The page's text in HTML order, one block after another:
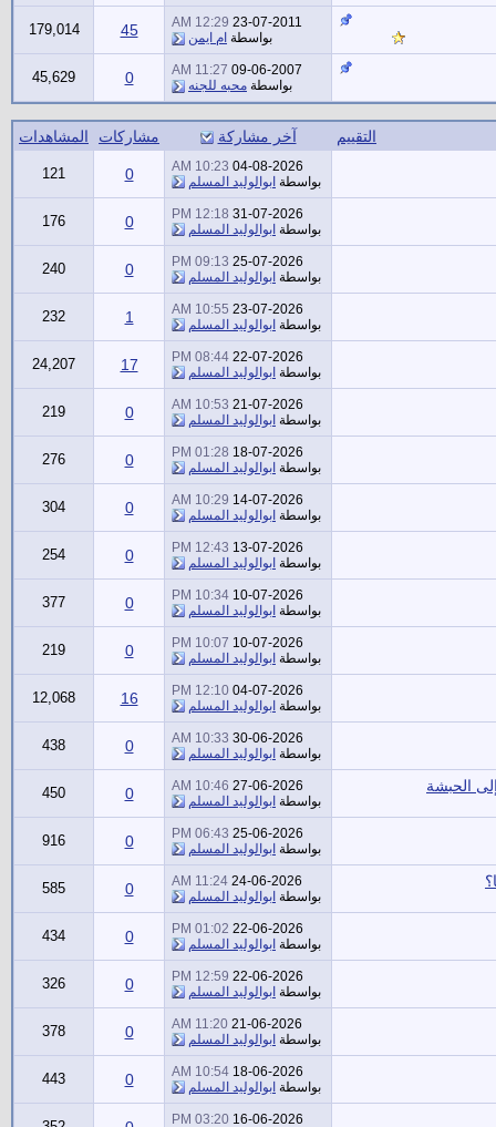
23-07-2011
12:29 AM
بواسطة ام ايمن 45
179,014
09-06-2007
11:27 AM
بواسطة محبه للجنه 0
45,629
التقييم آخر مشاركة مشاركات المشاهدات
04-08-2026
10:23 AM
بواسطة ابوالوليد المسلم 0
121
31-07-2026
12:18 PM
بواسطة ابوالوليد المسلم 0
176
25-07-2026
09:13 PM
بواسطة ابوالوليد المسلم 0
240
23-07-2026
10:55 AM
بواسطة ابوالوليد المسلم 1
232
22-07-2026
08:44 PM
بواسطة ابوالوليد المسلم 17
24,207
21-07-2026
10:53 AM
بواسطة ابوالوليد المسلم 0
219
18-07-2026
01:28 PM
بواسطة ابوالوليد المسلم 0
276
14-07-2026
10:29 AM
بواسطة ابوالوليد المسلم 0
304
13-07-2026
12:43 PM
بواسطة ابوالوليد المسلم 0
254
10-07-2026
10:34 PM
بواسطة ابوالوليد المسلم 0
377
10-07-2026
10:07 PM
بواسطة ابوالوليد المسلم 0
219
04-07-2026
12:10 PM
بواسطة ابوالوليد المسلم 16
12,068
30-06-2026
10:33 AM
بواسطة ابوالوليد المسلم 0
438
الحبشة 27-06-2026
10:46 AM
بواسطة ابوالوليد المسلم 0
450
25-06-2026
06:43 PM
بواسطة ابوالوليد المسلم 0
916
24-06-2026
11:24 AM
بواسطة ابوالوليد المسلم 0
585
22-06-2026
01:02 PM
بواسطة ابوالوليد المسلم 0
434
22-06-2026
12:59 PM
بواسطة ابوالوليد المسلم 0
326
21-06-2026
11:20 AM
بواسطة ابوالوليد المسلم 0
378
18-06-2026
10:54 AM
بواسطة ابوالوليد المسلم 0
443
16-06-2026
03:20 PM